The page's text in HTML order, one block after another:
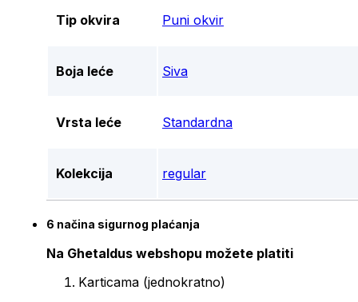
Tip okvira Puni okvir
Boja leće Siva
Vrsta leće Standardna
Kolekcija regular
6 načina sigurnog plaćanja
Na Ghetaldus webshopu možete platiti
Karticama (jednokratno)